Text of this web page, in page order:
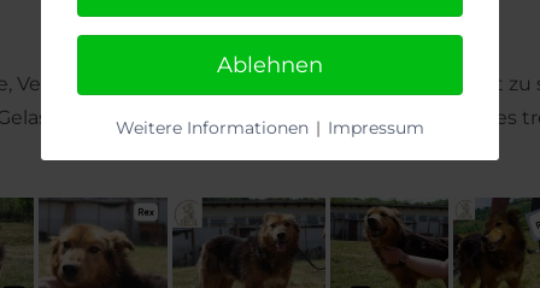
Verlässlichkeit und Menschen, die seine ruhige Art
Würde und die stille Ausstrahlung eines
Ablehnen
Weitere Informationen | Impressum